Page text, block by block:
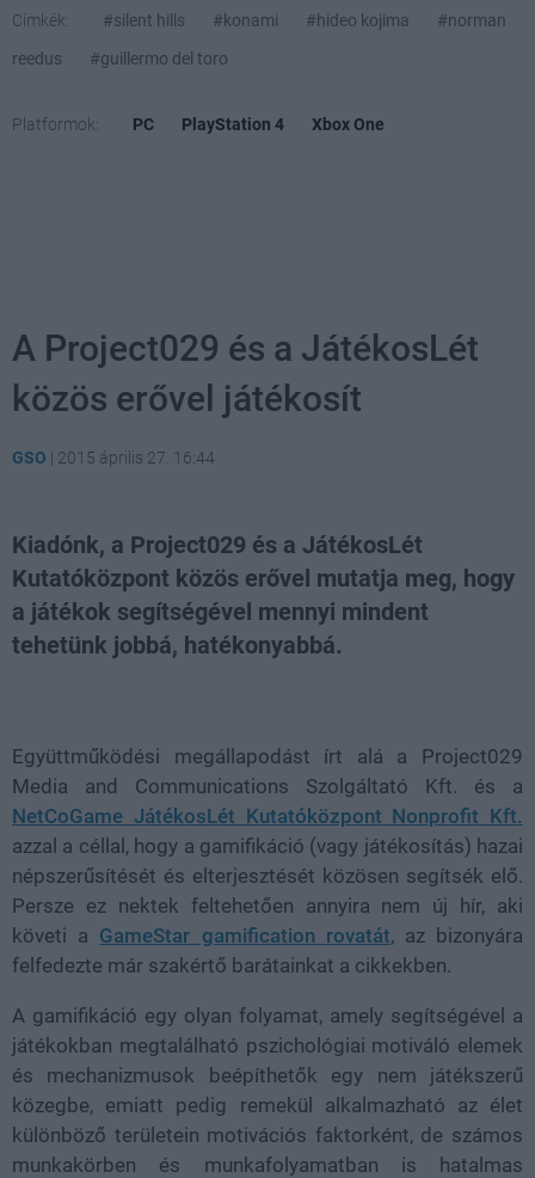
Címkék: #silent hills #konami #hideo kojima
#norman
reedus
#guillermo del toro
Platformok: PC PlayStation 4 Xbox One
A Project029 és a JátékosLét
közös erővel játékosít
GSO | 2015 április 27. 16:44
Kiadónk, a Project029 és a JátékosLét
Kutatóközpont közös erővel mutatja meg, hogy
a játékok segítségével mennyi mindent
tehetünk jobbá, hatékonyabbá.
Együttműködési megállapodást írt alá a Project029
Media and Communications Szolgáltató Kft. és a
NetCoGame JátékosLét Kutatóközpont Nonprofit Kft.
azzal a céllal, hogy a gamifikáció (vagy játékosítás) hazai
népszerűsítését és elterjesztését közösen segítsék elő.
Persze ez nektek feltehetően annyira nem új hír, aki
követi a GameStar gamification rovatát, az bizonyára
felfedezte már szakértő barátainkat a cikkekben.
A gamifikáció egy olyan folyamat, amely segítségével a
játékokban megtalálható pszichológiai motiváló elemek
és mechanizmusok beépíthetők egy nem játékszerű
közegbe, emiatt pedig remekül alkalmazható az élet
különböző területein motivációs faktorként, de számos
munkakörben és munkafolyamatban is hatalmas